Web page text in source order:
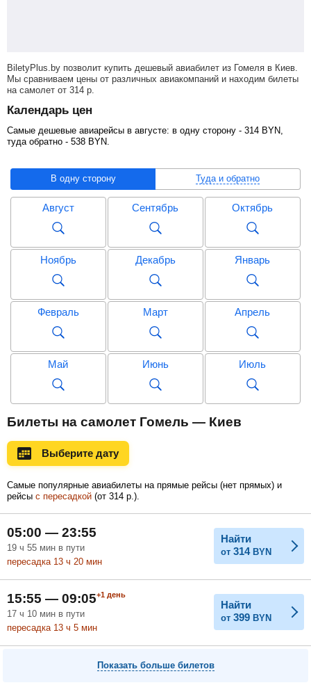
BiletyPlus.by позволит купить дешевый авиабилет из Гомеля в Киев.
Мы сравниваем цены от различных авиакомпаний и находим билеты
на самолет от 314 р
Календарь цен
Самые дешевые авиарейсы в августе: в одну сторону - 314 BYN
туда обратно - 538 BYN
В одну сторону Туда и обратно
Август Сентябрь Октябрь
Ноябрь Декабрь Январь
Февраль Март Апрель
Май Июнь Июль
Сентябрь
Ноябрь
Билеты на самолет Гомель — Киев
Выберите дату
Самые популярные авиабилеты на прямые рейсы (нет прямых) и
рейсы с пересадкой (от 314 р. ).
05:00 — 23:55
19 ч 55 мин в пути
пересадка 13 ч 20 мин
Найти
от 314 BYN
15:55 — 09:05+1 день
17 ч 10 мин в пути
пересадка 13 ч 5 мин
Найти
от 399 BYN
Показать больше билетов